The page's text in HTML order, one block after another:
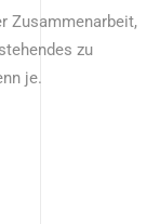
Zusammenarbeit,
zu
je.